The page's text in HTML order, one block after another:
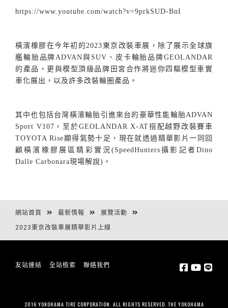
https://www.youtube.com/watch?v=9prkSUD-BnI
橫濱橡膠在今年初的 2023 東京改裝車展，除了展示全球旗
艦輪胎品牌 ADVAN與 SUV 、皮卡輪胎品牌GEOLANDAR
的產品，更與模型頂級品牌田宮合作將迷你四驅模型車實
車化展出，以及許多改裝輪圈產品。
其中也包括台灣橫濱輪胎引進來台的豪華性能輪胎ADVAN
Sport V107 ，至於GEOLANDAR X-AT搭配越野改裝賽車
TOYOTA Rise顯得氣勢十足，現在就透過精華影片一同回
顧橫濱橡膠展區精彩實況(SpeedHunters 攝影記者 Dino
Dalle Carbonara現場解說) 。
網站首頁 最新情報 展覽活動
2023東京改裝車展精華影片上線
友站連結 全站檢索 聯絡我們
2016 YOKOHAMA TIRE CORPORATION. ALL RIGHTS RESERVED. THE YOKOHAMA